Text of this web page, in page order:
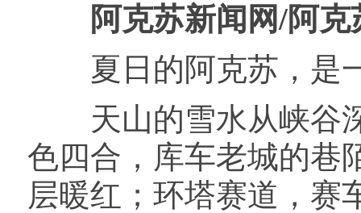
阿克苏新闻网/阿克
夏日的阿克苏，是
天山的雪水从峡谷深
色四合，库车老城的巷
层暖红；环塔赛道，赛